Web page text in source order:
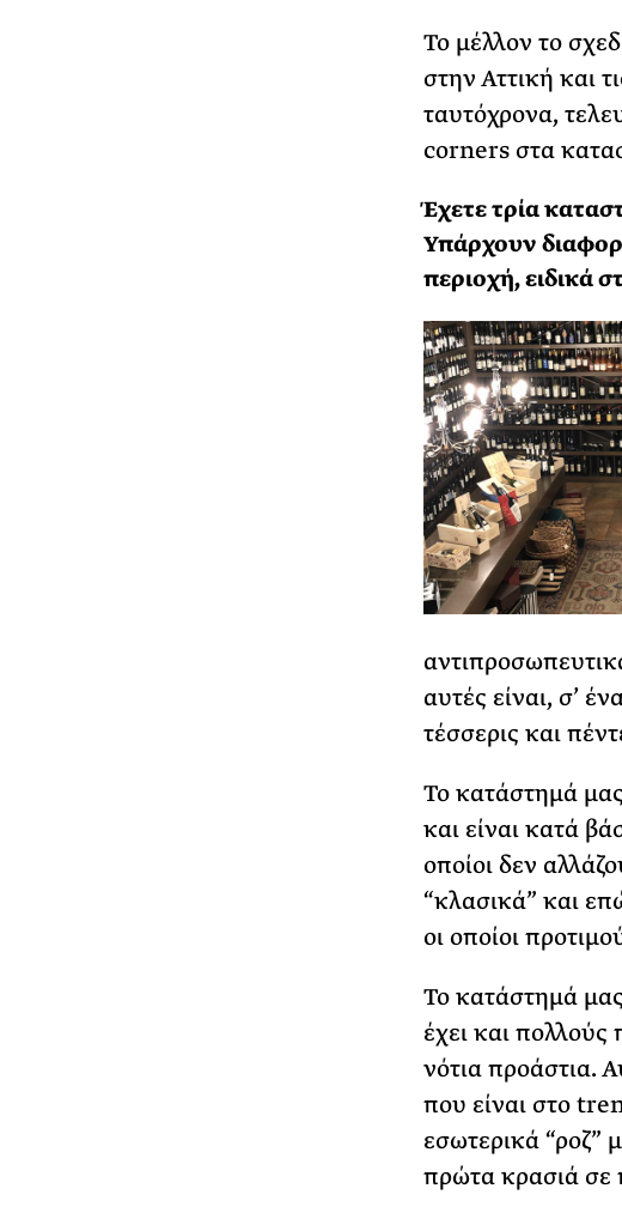
Το μέλλον το
στην Αττική και
ταυτόχρονα,
corners στα
Έχετε τρία
Υπάρχουν
περιοχή, ειδικά
αυτές είναι, σ’
τέσσερις και
Το κατάστημά
και είναι κατά
οποίοι δεν
“κλασικά” και
οι οποίοι
Το κατάστημά
έχει και
νότια προάστια.
που είναι στο
εσωτερικά “ροζ”
πρώτα κρασιά σε